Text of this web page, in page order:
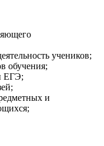
учеников;
обучения;
ЕГЭ;
и